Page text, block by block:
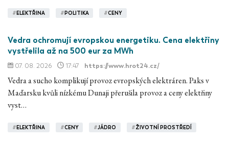
# ELEKTŘINA # POLITIKA #CENY
Vedra ochromují evropskou energetiku. Cena elektřiny
vystřelila až na 500 eur za MWh
07. 08. 2026 17:47 https://www.hrot24.cz/
Vedra a sucho komplikují provoz evropských elektráren. Paks v
Maďarsku kvůli nízkému Dunaji přerušila provoz a ceny elektřiny
vyst…
# ELEKTŘINA #CENY #JÁDRO #ŽIVOTNÍ PROSTŘEDÍ